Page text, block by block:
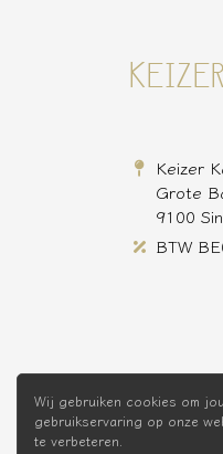
Keizer
Grote
9100
BTW
Wij gebruiken cookies om
gebruikservaring op onze
te verbeteren.